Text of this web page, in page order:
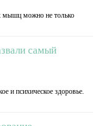
можно не только
самый
и психическое здоровье.